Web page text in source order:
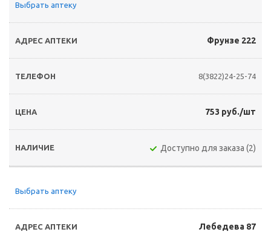
Выбрать аптеку
Фрунзе 222
8(3822)24-25-74
753 руб./шт
Доступно для заказа (2)
Выбрать аптеку
Лебедева 87